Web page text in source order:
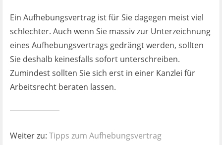
Ein Aufhebungsvertrag ist für Sie dagegen meist viel
schlechter. Auch wenn Sie massiv zur Unterzeichnung
eines Aufhebungsvertrags gedrängt werden, sollten
Sie deshalb keinesfalls sofort unterschreiben.
Zumindest sollten Sie sich erst in einer Kanzlei für
Arbeitsrecht beraten lassen.
Weiter zu: Tipps zum Aufhebungsvertrag